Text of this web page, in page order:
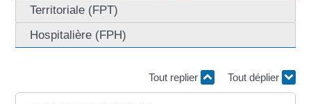
Territoriale (FPT)
Hospitalière (FPH)
Tout replier Tout déplier